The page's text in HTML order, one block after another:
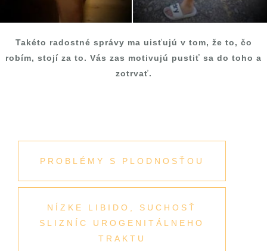
Takéto radostné správy ma uisťujú v tom, že to, čo
robím, stojí za to. Vás zas motivujú pustiť sa do toho a
zotrvať.
PROBLÉMY S PLODNOSŤOU
NÍZKE LIBIDO, SUCHOSŤ
SLIZNÍC UROGENITÁLNEHO
TRAKTU